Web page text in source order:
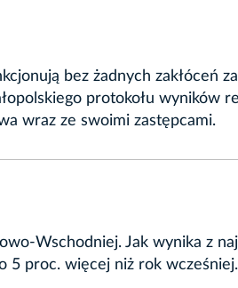
bez żadnych zakłóceń
protokołu wyników
wraz ze swoimi zastępcami.
Wschodniej. Jak wynika z
5 proc. więcej niż rok wcześniej.